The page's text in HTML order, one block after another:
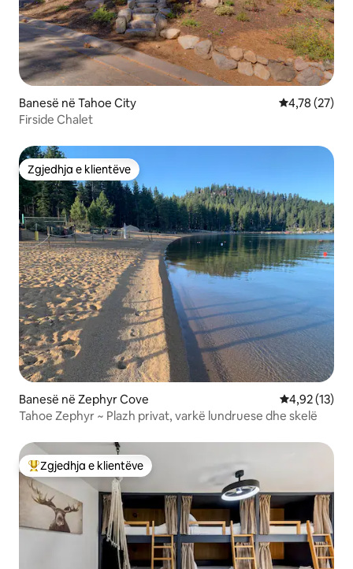
Banesë në Tahoe City Vlerësimi
4,78 (27)
Firside Chalet
Zgjedhja e klientëve
Zgjedhja e klientëve
Banesë në Zephyr Cove Vlerësimi
4,92 (13)
Tahoe Zephyr ~ Plazh privat, varkë lundruese dhe skelë
Më të mirat e zgjedhjeve të klientëve
Zgjedhja e klientëve